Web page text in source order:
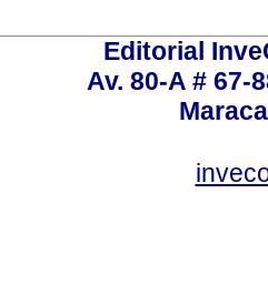
Editorial
Av. 80-A # 67-